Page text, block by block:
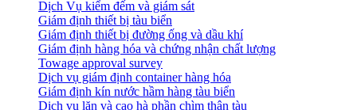
Dịch Vụ kiểm đếm và giám sát
Giám định thiết bị tàu biển
Giám định thiết bị đường ống và dầu khí
Giám định hàng hóa và chứng nhận chất lượng
Towage approval survey
Dịch vụ giám định container hàng hóa
Giám định kín nước hầm hàng tàu biển
Dịch vụ lặn và cạo hà phần chìm thân tàu